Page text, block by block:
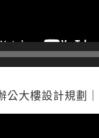
公大樓設計規劃